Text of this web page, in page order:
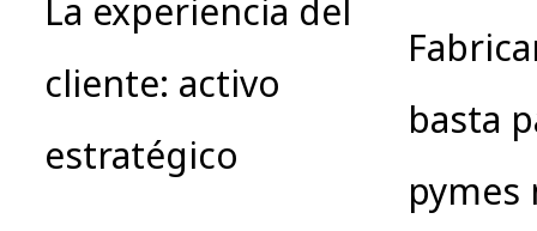
La experiencia del
cliente: activo
estratégico
basta
pymes